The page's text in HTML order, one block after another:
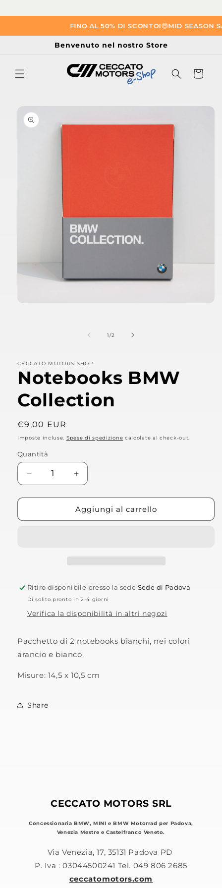
FINO AL 50% DI SCONTO!😎​MID SEASON
Vai
ai contenuti
Benvenuto nel nostro Store
Carrello
informazioni
sul prodotto
1/su
2
CECCATO MOTORS SHOP
Notebooks BMW
Collection
Prezzo
di
€9,00 EUR
Imposte incluse. Spese di spedizione calcolate al check-out.
Quantità
Diminuisci
quantità
per
BMW
Aumenta
quantità
per
Notebooks
BMW
Aggiungi al carrello
Ritiro disponibile presso la sede Sede di Padova
Di solito pronto in 2-4 giorni
Verifica la disponibilità in altri negozi
Pacchetto di 2 notebooks bianchi, nei colori
arancio e bianco.
Misure: 14,5 x 10,5 cm
Share
CECCATO MOTORS SRL
Concessionaria BMW, MINI e BMW Motorrad per Padova,
Venezia Mestre e Castelfranco Veneto.
Via Venezia, 17, 35131 Padova PD
P. Iva : 03044500241 Tel. 049 806 2685
ceccatomotors.com